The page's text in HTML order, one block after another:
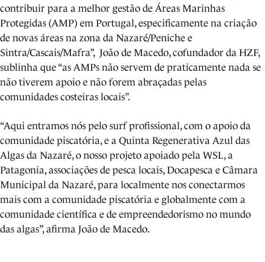
contribuir para a melhor gestão de Áreas Marinhas
Protegidas (AMP) em Portugal, especificamente na criação
de novas áreas na zona da Nazaré/Peniche e
Sintra/Cascais/Mafra”, João de Macedo, cofundador da HZF,
sublinha que “as AMPs não servem de praticamente nada se
não tiverem apoio e não forem abraçadas pelas
comunidades costeiras locais”.
“Aqui entramos nós pelo surf profissional, com o apoio da
comunidade piscatória, e a Quinta Regenerativa Azul das
Algas da Nazaré, o nosso projeto apoiado pela WSL, a
Patagonia, associações de pesca locais, Docapesca e Câmara
Municipal da Nazaré, para localmente nos conectarmos
mais com a comunidade piscatória e globalmente com a
comunidade científica e de empreendedorismo no mundo
das algas”, afirma João de Macedo.